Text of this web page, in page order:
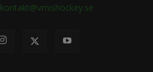
kontakt@vmishockey.se